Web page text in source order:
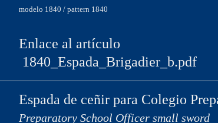
modelo 1840 / pattern 1840
Enlace al artículo
1840_Espada_Brigadier_b.pdf
Espada de ceñir para Colegio
Preparatory School Officer small sword